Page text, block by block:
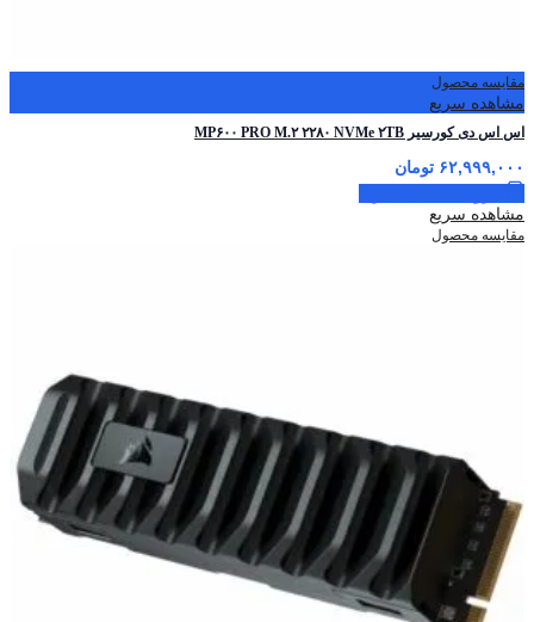
مقایسه محصول
مشاهده سریع
اس اس دی کورسیر MP۶۰۰ PRO M.۲ ۲۲۸۰ NVMe ۲TB
۶۲,۹۹۹,۰۰۰ تومان
مشاهده سریع
مقایسه محصول